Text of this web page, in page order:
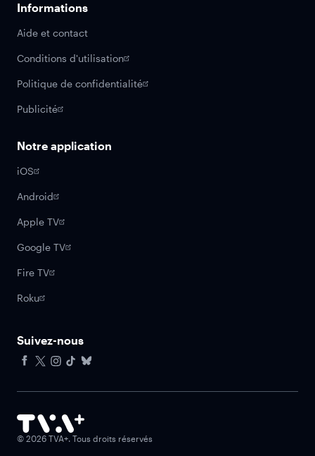
Informations
Aide et contact
Conditions d'utilisation
Politique de confidentialité
Publicité
Notre application
iOS
Android
Apple TV
Google TV
Fire TV
Roku
Suivez-nous
© 2026 TVA+. Tous droits réservés